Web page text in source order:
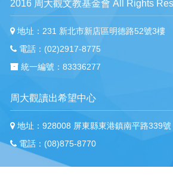
2016 周大觀文教基金會 All Rights
地址：231 新北市新店區明德路52號3樓
電話：(02)2917-8775
統一編號：83336277
周大觀讀出希望中心
地址：928008 屏東縣東港鎮南平路339號
電話：(08)875-8770